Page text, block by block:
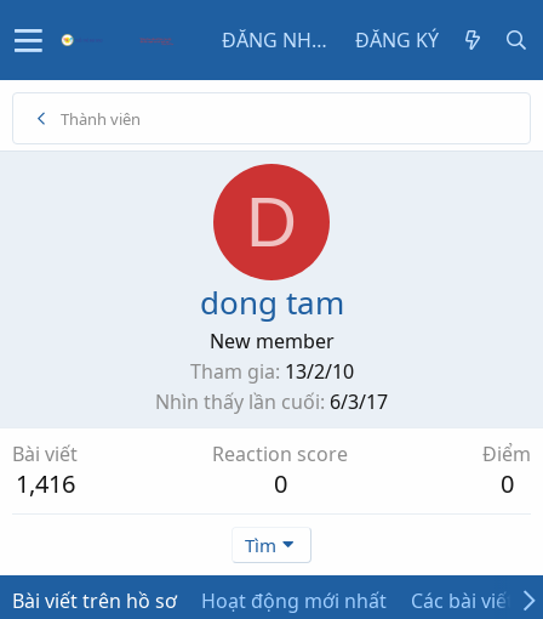
ĐĂNG NHẬP ĐĂNG KÝ
Thành viên
D
dong tam
New member
Tham gia 13/2/10
Nhìn thấy lần cuối 6/3/17
Bài viết
1,416
Reaction score
0
Điểm
0
Tìm
Bài viết trên hồ sơ Hoạt động mới nhất Các bài viết